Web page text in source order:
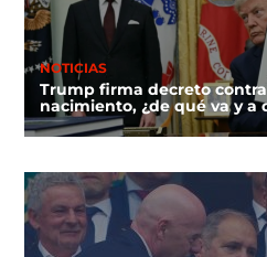
NOTICIAS
Trump firma decreto
nacimiento, ¿de qué va y a